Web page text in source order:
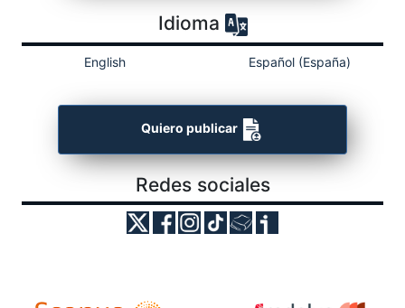
Idioma
English Español (España)
Quiero publicar
Redes sociales